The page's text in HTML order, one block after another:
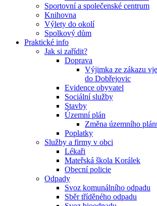
Sportovní a společenské centrum
Knihovna
Výlety do okolí
Spolkový dům
Praktické info
Jak si zařídit?
Doprava
Výjimka ze zákazu
do Dobřejovic
Evidence obyvatel
Sociální služby
Stavby
Územní plán
Změna územního
Poplatky
Služby a firmy v obci
Lékaři
Mateřská škola Korálek
Obecní policie
Odpady
Svoz komunálního odpadu
Sběr tříděného odpadu